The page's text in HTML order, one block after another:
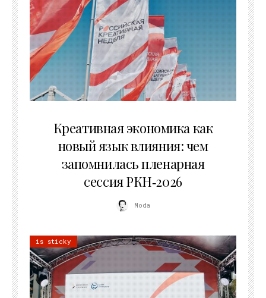
Креативная экономика как
новый язык влияния: чем
запомнилась пленарная
сессия РКН‑2026
Moda
is sticky